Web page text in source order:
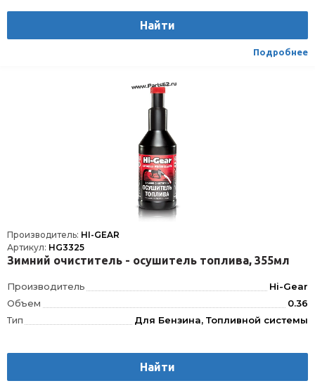
Найти
Подробнее
Производитель: HI-GEAR
Артикул: HG3325
Зимний очиститель - осушитель топлива, 355мл
Производитель
Hi-Gear
Объем
0.36
Тип
Для Бензина, Топливной системы
Найти